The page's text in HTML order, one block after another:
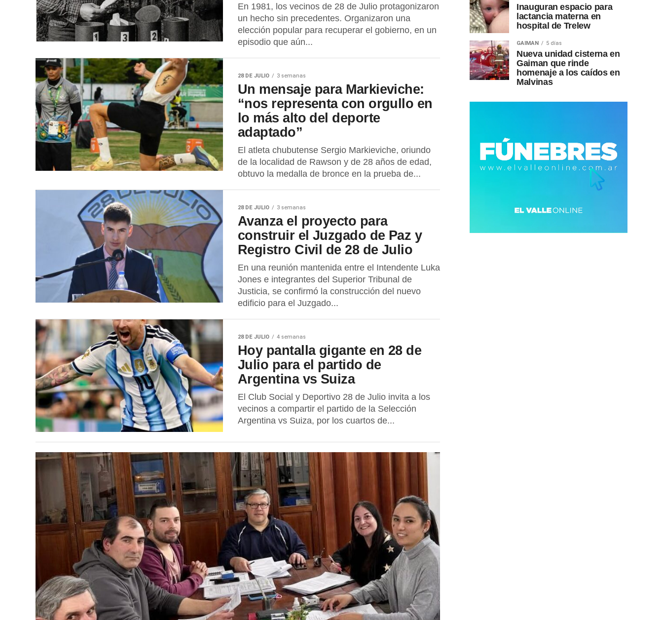
En 1981, los vecinos de 28 de Julio protagonizaron
un hecho sin precedentes. Organizaron una
elección popular para recuperar el gobierno, en un
episodio que aún...
28 DE JULIO 3 semanas
Un mensaje para Markieviche:
“nos representa con orgullo en
lo más alto del deporte
adaptado”
El atleta chubutense Sergio Markieviche, oriundo
de la localidad de Rawson y de 28 años de edad,
obtuvo la medalla de bronce en la prueba de...
28 DE JULIO 3 semanas
Avanza el proyecto para
construir el Juzgado de Paz y
Registro Civil de 28 de Julio
En una reunión mantenida entre el Intendente Luka
Jones e integrantes del Superior Tribunal de
Justicia, se confirmó la construcción del nuevo
edificio para el Juzgado...
28 DE JULIO 4 semanas
Hoy pantalla gigante en 28 de
Julio para el partido de
Argentina vs Suiza
El Club Social y Deportivo 28 de Julio invita a los
vecinos a compartir el partido de la Selección
Argentina vs Suiza, por los cuartos de...
Inauguran espacio para
lactancia materna en
hospital de Trelew
GAIMAN 5 días
Nueva unidad cisterna en
Gaiman que rinde
homenaje a los caídos en
Malvinas